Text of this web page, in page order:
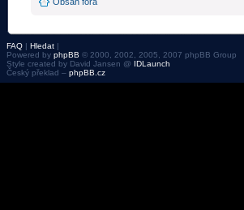
FAQ | Hledat |
Powered by phpBB © 2000, 2002, 2005, 2007 phpBB Group
Style created by David Jansen @ IDLaunch
Český překlad – phpBB.cz